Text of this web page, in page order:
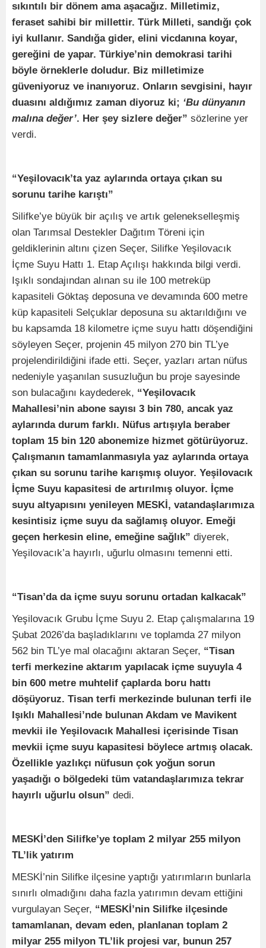
sıkıntılı bir dönem ama aşacağız. Milletimiz,
feraset sahibi bir millettir. Türk Milleti, sandığı çok
iyi kullanır. Sandığa gider, elini vicdanına koyar,
gereğini de yapar. Türkiye’nin demokrasi tarihi
böyle örneklerle doludur. Biz milletimize
güveniyoruz ve inanıyoruz. Onların sevgisini, hayır
duasını aldığımız zaman diyoruz ki; ‘Bu dünyanın
malına değer’. Her şey sizlere değer” sözlerine yer
verdi.
“Yeşilovacık’ta yaz aylarında ortaya çıkan su
sorunu tarihe karıştı”
Silifke’ye büyük bir açılış ve artık gelenekselleşmiş
olan Tarımsal Destekler Dağıtım Töreni için
geldiklerinin altını çizen Seçer, Silifke Yeşilovacık
İçme Suyu Hattı 1. Etap Açılışı hakkında bilgi verdi.
Işıklı sondajından alınan su ile 100 metreküp
kapasiteli Göktaş deposuna ve devamında 600 metre
küp kapasiteli Selçuklar deposuna su aktarıldığını ve
bu kapsamda 18 kilometre içme suyu hattı döşendiğini
söyleyen Seçer, projenin 45 milyon 270 bin TL’ye
projelendirildiğini ifade etti. Seçer, yazları artan nüfus
nedeniyle yaşanılan susuzluğun bu proje sayesinde
son bulacağını kaydederek, “Yeşilovacık
Mahallesi’nin abone sayısı 3 bin 780, ancak yaz
aylarında durum farklı. Nüfus artışıyla beraber
toplam 15 bin 120 abonemize hizmet götürüyoruz.
Çalışmanın tamamlanmasıyla yaz aylarında ortaya
çıkan su sorunu tarihe karışmış oluyor. Yeşilovacık
İçme Suyu kapasitesi de artırılmış oluyor. İçme
suyu altyapısını yenileyen MESKİ, vatandaşlarımıza
kesintisiz içme suyu da sağlamış oluyor. Emeği
geçen herkesin eline, emeğine sağlık” diyerek,
Yeşilovacık’a hayırlı, uğurlu olmasını temenni etti.
“Tisan’da da içme suyu sorunu ortadan kalkacak”
Yeşilovacık Grubu İçme Suyu 2. Etap çalışmalarına 19
Şubat 2026’da başladıklarını ve toplamda 27 milyon
562 bin TL’ye mal olacağını aktaran Seçer, “Tisan
terfi merkezine aktarım yapılacak içme suyuyla 4
bin 600 metre muhtelif çaplarda boru hattı
döşüyoruz. Tisan terfi merkezinde bulunan terfi ile
Işıklı Mahallesi’nde bulunan Akdam ve Mavikent
mevkii ile Yeşilovacık Mahallesi içerisinde Tisan
mevkii içme suyu kapasitesi böylece artmış olacak.
Özellikle yazlıkçı nüfusun çok yoğun sorun
yaşadığı o bölgedeki tüm vatandaşlarımıza tekrar
hayırlı uğurlu olsun” dedi.
MESKİ’den Silifke’ye toplam 2 milyar 255 milyon
TL’lik yatırım
MESKİ’nin Silifke ilçesine yaptığı yatırımların bunlarla
sınırlı olmadığını daha fazla yatırımın devam ettiğini
vurgulayan Seçer, “MESKİ’nin Silifke ilçesinde
tamamlanan, devam eden, planlanan toplam 2
milyar 255 milyon TL’lik projesi var, bunun 257